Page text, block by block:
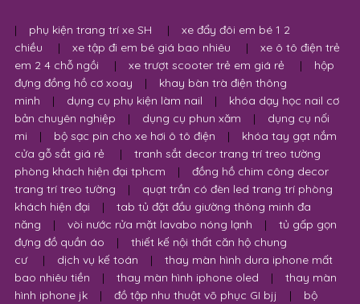
| phụ kiện trang trí xe SH |
xe đẩy đôi em bé 1 2
chiều
| xe tập đi em bé giá bao nhiêu |
xe ô tô điện trẻ
em 2 4 chỗ ngồi
| xe trượt scooter trẻ em giá rẻ |
hộp
đựng đồng hồ cơ xoay
|
khay bàn trà điện thông
minh
| dụng cụ phụ kiện làm nail |
khóa dạy học nail cơ
bản chuyên nghiệp
| dụng cụ phun xăm |
dụng cụ nối
mi
| bộ sạc pin cho xe hơi ô tô điện |
khóa tay gạt nắm
cửa gỗ sắt giá rẻ
|
tranh sắt decor trang trí treo tường
phòng khách hiện đại tphcm
|
đồng hồ chim công decor
trang trí treo tường
|
quạt trần có đèn led trang trí phòng
khách hiện đại
|
tab tủ đặt đầu giường thông minh đa
năng
| vòi nước rửa mặt lavabo nóng lạnh |
tủ gấp gọn
đựng đồ quần áo
|
thiết kế nội thất căn hộ chung
cư
| dịch vụ kế toán |
thay màn hình dura iphone mất
bao nhiêu tiền
| thay màn hình iphone oled |
thay màn
hình iphone jk
| đồ tập nhu thuật võ phục GI bjj |
bộ